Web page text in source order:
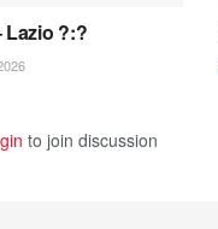
Lazio ?:?
to join discussion